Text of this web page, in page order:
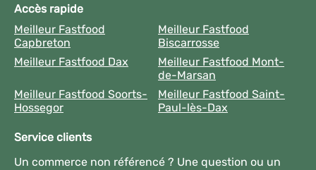
Accès rapide
Meilleur Fastfood
Capbreton
Meilleur Fastfood
Biscarrosse
Meilleur Fastfood Dax
Meilleur Fastfood Mont-
de-Marsan
Meilleur Fastfood Soorts-
Hossegor
Meilleur Fastfood Saint-
Paul-lès-Dax
Service clients
Un commerce non référencé ? Une question ou un